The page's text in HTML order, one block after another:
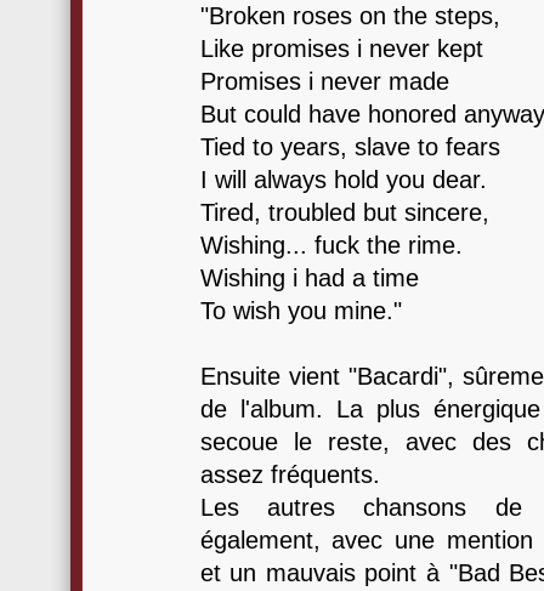
"Broken roses on the steps,
Like promises i never kept
Promises i never made
But could have honored anyway
Tied to years, slave to fears
I will always hold you dear.
Tired, troubled but sincere,
Wishing... fuck the rime.
Wishing i had a time
To wish you mine."
Ensuite vient "Bacardi",
de l'album. La plus
secoue le reste, avec des
assez fréquents.
Les autres chansons de
également, avec une
et un mauvais point à "Bad